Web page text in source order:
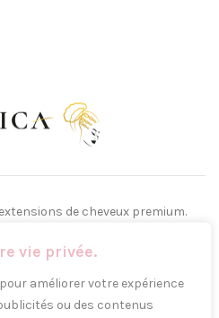
vie privée.
améliorer votre expérience
ou des contenus
de cheveux premium.